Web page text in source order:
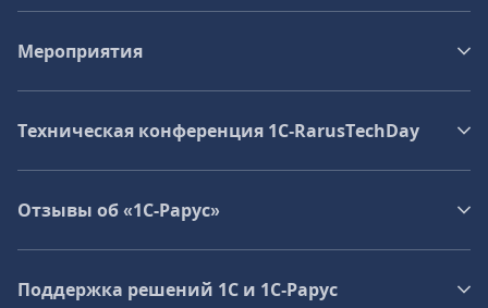
Мероприятия
Техническая конференция 1C‑RarusTechDay
Отзывы об «1С-Рарус»
Поддержка решений 1С и 1С‑Рарус